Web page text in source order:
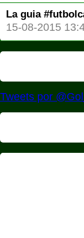
La guia
15-08-2015
Tweets por